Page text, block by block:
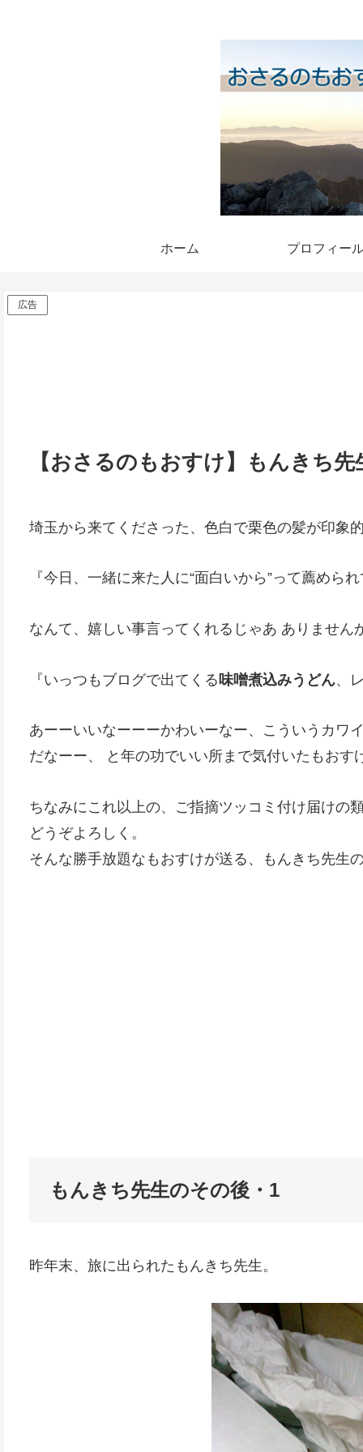
ホーム プロフィー
広告
【おさるのもおすけ】もんきち
埼玉から来てくださった、色白で栗色の髪が印象
『今日、一緒に来た人に“面白いから”って薦めら
なんて、嬉しい事言ってくれるじゃあ ありません
『いっつもブログで出てくる 味噌煮込みうどん、
あーーいいなーーーかわいーなー、こういうカワ
だなーー、 と年の功でいい所まで気付いたもおす
ちなみにこれ以上の、ご指摘ツッコミ付け届けの
どうぞよろしく。
そんな勝手放題なもおすけが送る、もんきち先生
もんきち先生のその後・1
昨年末、旅に出られたもんきち先生。